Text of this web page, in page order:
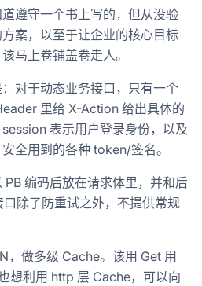
遵守一个书上写的，但从没验
案，以至于让企业的核心目标
马上卷铺盖卷走人。
对于动态业务接口，只有一个
里给 X-Action 给出具体的
表示用户登录身份，以及
全用到的各种 token/签名。
编码后放在请求体里，并和后
除了防重试之外，不提供常规
，做多级 Cache。该用 Get 用
想利用 http 层 Cache，可以向